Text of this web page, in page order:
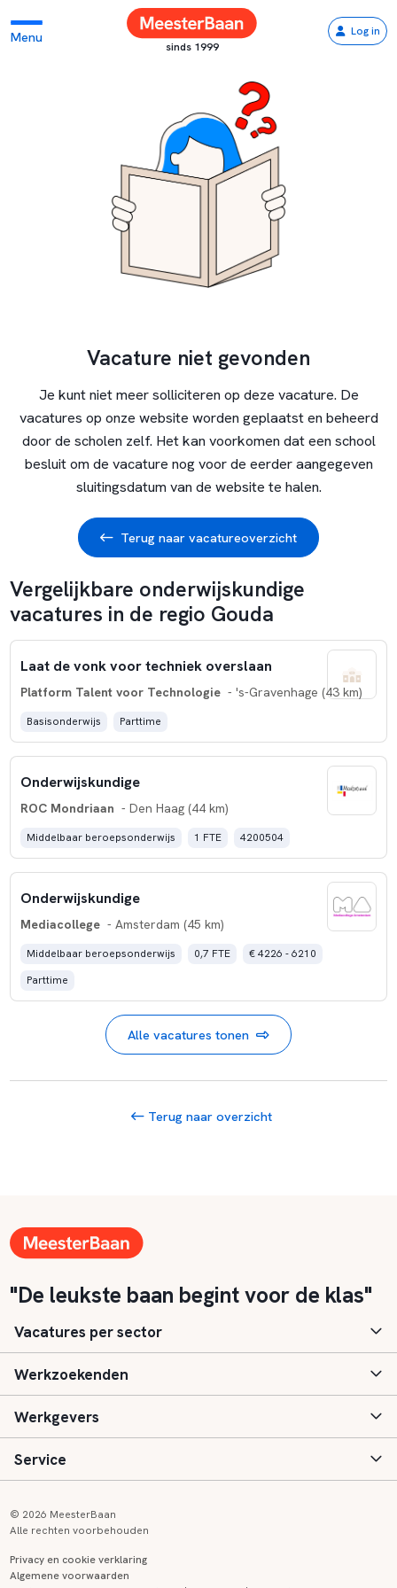
Menu
sinds 1999
Log in
Vacature niet gevonden
Je kunt niet meer solliciteren op deze vacature. De
vacatures op onze website worden geplaatst en beheerd
door de scholen zelf. Het kan voorkomen dat een school
besluit om de vacature nog voor de eerder aangegeven
sluitingsdatum van de website te halen.
Terug naar vacatureoverzicht
Vergelijkbare onderwijskundige
vacatures in de regio Gouda
Laat de vonk voor techniek overslaan
Platform Talent voor Technologie - 's-Gravenhage (43 km)
Basisonderwijs Parttime
Onderwijskundige
ROC Mondriaan - Den Haag (44 km)
Middelbaar beroepsonderwijs 1 FTE 4200504
Onderwijskundige
Mediacollege - Amsterdam (45 km)
Middelbaar beroepsonderwijs 0,7 FTE
€ 4226 - 6210
Parttime
Alle vacatures tonen
Terug naar overzicht
"De leukste baan begint voor de klas"
Vacatures per sector
Basisonderwijs
Speciaal (basis) onderwijs
Voortgezet onderwijs
Werkzoekenden
Aanmelden
Vacatures
Werkgevers
Inloggen
Service
© 2026 MeesterBaan
Alle rechten voorbehouden
Privacy en cookie verklaring
Algemene voorwaarden